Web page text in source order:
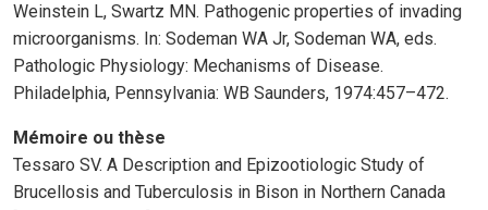
Weinstein L, Swartz MN. Pathogenic properties of invading
microorganisms. In: Sodeman WA Jr, Sodeman WA, eds.
Pathologic Physiology: Mechanisms of Disease.
Philadelphia, Pennsylvania: WB Saunders, 1974:457–472.
Mémoire ou thèse
Tessaro SV. A Description and Epizootiologic Study of
Brucellosis and Tuberculosis in Bison in Northern Canada